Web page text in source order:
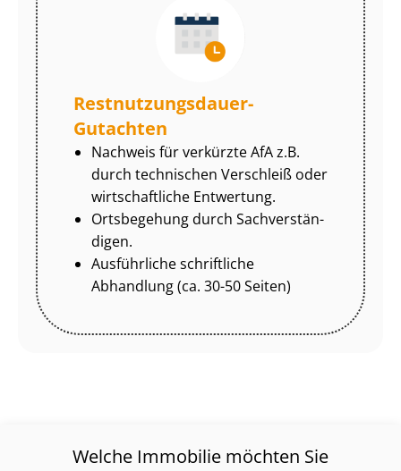
Rest­nut­zungs­dau­er-
Gutachten
Nachweis für verkürzte AfA z.B.
durch technischen Verschleiß oder
wirtschaftliche Entwertung.
Ortsbegehung durch Sach­ver­stän­
di­gen.
Ausführliche schriftliche
Abhandlung (ca. 30-50 Seiten)
Welche Immobilie möchten Sie